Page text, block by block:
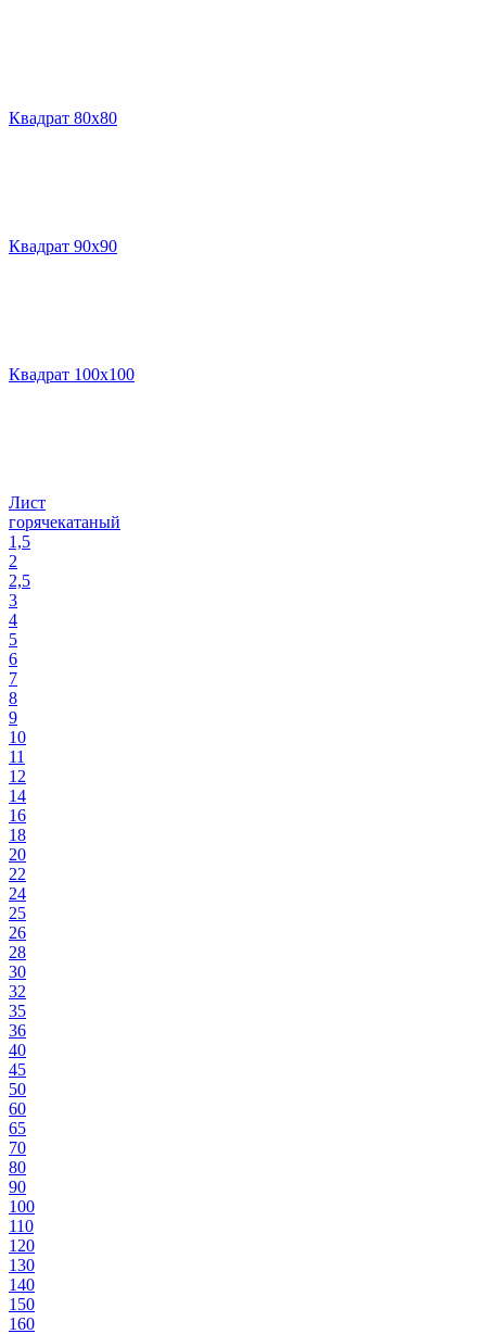
Квадрат 80х80
Квадрат 90х90
Квадрат 100х100
Лист
горячекатаный
1,5
2
2,5
3
4
5
6
7
8
9
10
11
12
14
16
18
20
22
24
25
26
28
30
32
35
36
40
45
50
60
65
70
80
90
100
110
120
130
140
150
160